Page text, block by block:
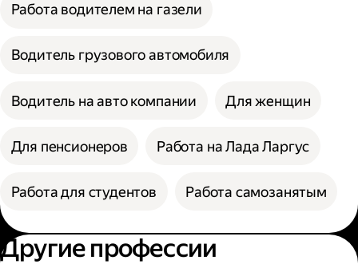
Работа водителем на газели
Водитель грузового автомобиля
Водитель на авто компании Для женщин
Для пенсионеров Работа на Лада Ларгус
Работа для студентов Работа самозанятым
Другие профессии